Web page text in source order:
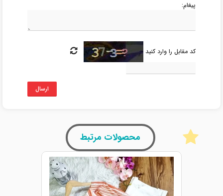
پیغام:
کد مقابل را وارد کنید
ارسال
محصولات مرتبط